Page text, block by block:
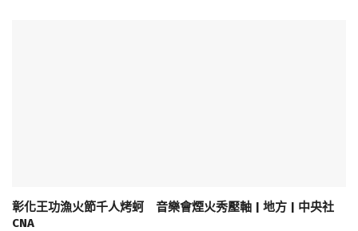
彰化王功漁火節千人烤蚵 音樂會煙火秀壓軸 | 地方 | 中央社
CNA